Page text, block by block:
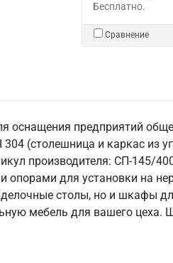
Бесплатно.
Сравнение
оснащения предприятий
(столешница и каркас из
производителя: СП-145/
для установки на
столы, но и шкафы
мебель для вашего цеха.